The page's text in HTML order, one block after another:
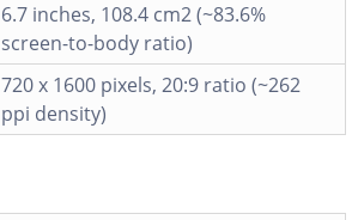
6.7 inches, 108.4 cm2 (~83.6%
screen-to-body ratio)
720 x 1600 pixels, 20:9 ratio (~262
ppi density)